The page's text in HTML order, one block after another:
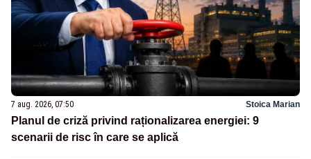
7 aug. 2026, 07:50 Stoica Marian
Planul de criză privind raționalizarea energiei: 9
scenarii de risc în care se aplică